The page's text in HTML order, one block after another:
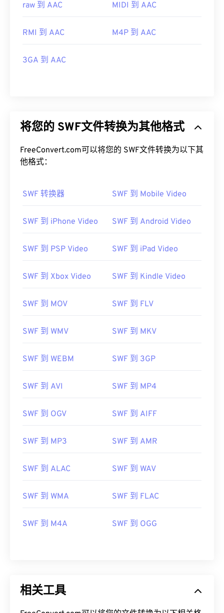
raw 到 AAC MIDI 到 AAC
RMI 到 AAC M4P 到 AAC
3GA 到 AAC
将您的 SWF文件转换为其他格式
FreeConvert.com可以将您的 SWF文件转换为以下其
他格式：
SWF 转换器 SWF 到 Mobile Video
SWF 到 iPhone Video SWF 到 Android Video
SWF 到 PSP Video SWF 到 iPad Video
SWF 到 Xbox Video SWF 到 Kindle Video
SWF 到 MOV SWF 到 FLV
SWF 到 WMV SWF 到 MKV
SWF 到 WEBM SWF 到 3GP
SWF 到 AVI SWF 到 MP4
SWF 到 OGV SWF 到 AIFF
SWF 到 MP3 SWF 到 AMR
SWF 到 ALAC SWF 到 WAV
SWF 到 WMA SWF 到 FLAC
SWF 到 M4A SWF 到 OGG
相关工具